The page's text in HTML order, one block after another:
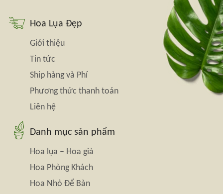
Hoa Lụa Đẹp
Giới thiệu
Tin tức
Ship hàng và Phí
Phương thức thanh toán
Liên hệ
Danh mục sản phẩm
Hoa lụa – Hoa giả
Hoa Phòng Khách
Hoa Nhỏ Để Bàn